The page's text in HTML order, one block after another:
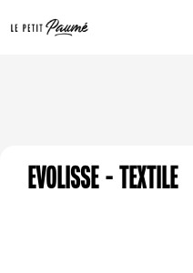
Evolisse - Textile